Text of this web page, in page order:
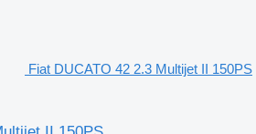
Fiat DUCATO 42 2.3 Multijet II 150PS